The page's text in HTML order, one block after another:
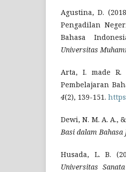
Agustina, D.
Pengadilan
Bahasa
Universitas
Arta, I. made R.
Pembelajaran
4(2), 139-151.
Dewi, N. M. A. A.,
Basi dalam Bahasa
Husada, L. B.
Universitas